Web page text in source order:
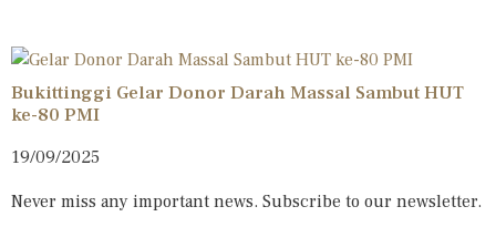
Bukittinggi Gelar Donor Darah Massal Sambut HUT
ke-80 PMI
19/09/2025
Never miss any important news. Subscribe to our newsletter.